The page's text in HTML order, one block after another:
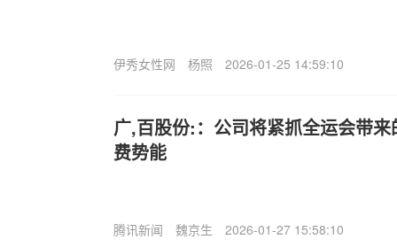
伊秀女性网 杨照 2026-01-25 14:59:10
广,百股份:：公司将紧抓全运会带
费势能
腾讯新闻 魏京生 2026-01-27 15:58:10